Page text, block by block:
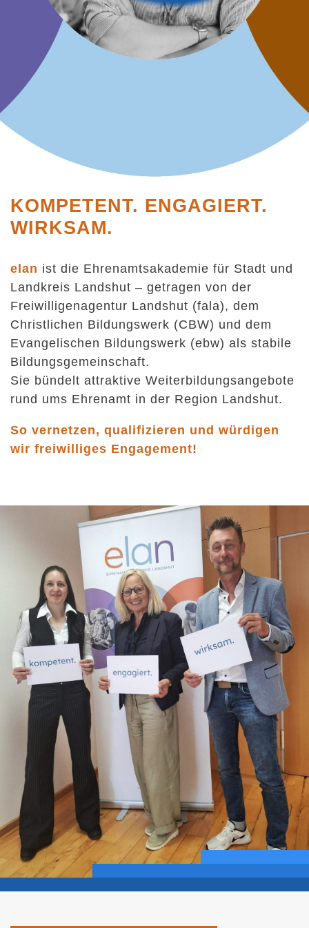
KOMPETENT. ENGAGIERT.
WIRKSAM.
elan ist die Ehrenamtsakademie für Stadt und
Landkreis Landshut – getragen von der
Freiwilligenagentur Landshut (fala), dem
Christlichen Bildungswerk (CBW) und dem
Evangelischen Bildungswerk (ebw) als stabile
Bildungsgemeinschaft.
Sie bündelt attraktive Weiterbildungsangebote
rund ums Ehrenamt in der Region Landshut.
So vernetzen, qualifizieren und würdigen
wir freiwilliges Engagement!